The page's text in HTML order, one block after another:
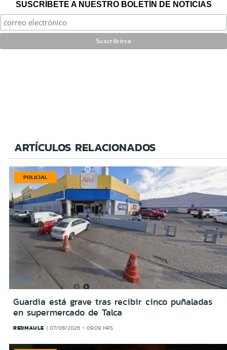
SUSCRÍBETE A NUESTRO BOLETÍN DE NOTICIAS
ARTÍCULOS RELACIONADOS
POLICIAL
Guardia está grave tras recibir cinco puñaladas
en supermercado de Talca
REDMAULE 07/08/2026 - 09:09 HRS